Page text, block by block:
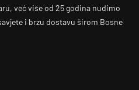
već više od 25 godina nudimo
i brzu dostavu širom Bosne